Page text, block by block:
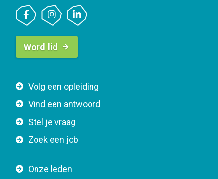
F
o
t
e
a
Volg een opleiding
Vind een antwoord
Stel je vraag
Zoek een job
Onze leden
B
t
o
n
a
v
g
Word lid